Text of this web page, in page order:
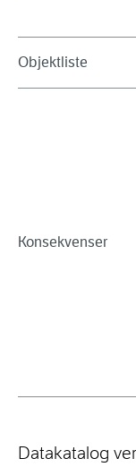
Objektliste
Konsekvenser
Datakatalog